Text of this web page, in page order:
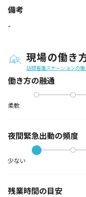
備考
-
現場の働き
訪問看護ステーションの働
働き方の融通
柔軟
夜間緊急出動の頻度
少ない
残業時間の目安